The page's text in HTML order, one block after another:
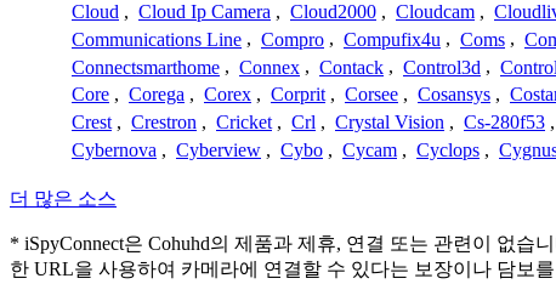
Cloud , Cloud Ip Camera , Cloud2000 , Cloudcam ,
Communications Line , Compro , Compufix4u , Coms ,
Connectsmarthome , Connex , Contack , Control3d ,
Core , Corega , Corex , Corprit , Corsee , Cosansys ,
Crest , Crestron , Cricket , Crl , Crystal Vision , Cs-280f53 ,
Cybernova , Cyberview , Cybo , Cycam , Cyclops ,
더 많은 소스
* iSpyConnect은 Cohuhd의 제품과 제휴, 연결 또는 관련이 없
한 URL을 사용하여 카메라에 연결할 수 있다는 보장이나 담보